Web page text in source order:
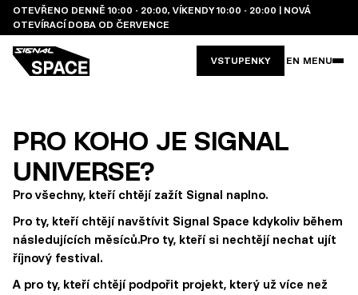
OTEVŘENO DENNĚ 10:00 - 20:00, VÍKENDY 10:00 - 20:00 | NOVÁ
OTEVÍRACÍ DOBA OD ČERVENCE
VSTUPENKY EN MENU
PRO KOHO JE SIGNAL
UNIVERSE?
Pro všechny, kteří chtějí zažít Signal naplno.
Pro ty, kteří chtějí navštívit Signal Space kdykoliv během
následujících měsíců.Pro ty, kteří si nechtějí nechat ujít
říjnový festival.
A pro ty, kteří chtějí podpořit projekt, který už více než